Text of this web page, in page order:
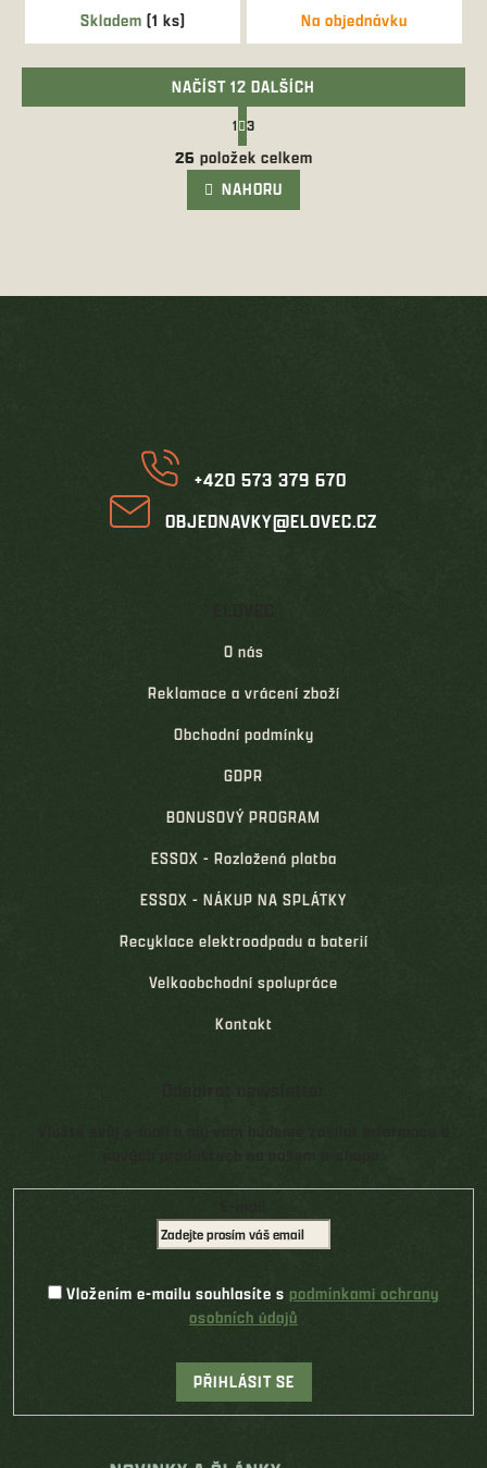
Skladem (1 ks) Na objednávku
O
v
l
á
í
i
u
NAČÍST 12 DALŠÍCH
t
r
á
n
k
í
1 3
26 položek celkem
NAHORU
+420 573 379 670
OBJEDNAVKY@ELOVEC.CZ
O nás
Reklamace a vrácení zboží
Obchodní podmínky
GDPR
BONUSOVÝ PROGRAM
ESSOX - Rozložená platba
ESSOX - NÁKUP NA SPLÁTKY
Recyklace elektroodpadu a baterií
Velkoobchodní spolupráce
Kontakt
Vložením e-mailu souhlasíte s podmínkami ochrany
osobních údajů
PŘIHLÁSIT SE